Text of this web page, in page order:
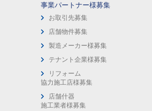
事業パートナー様募集
お取引先募集
店舗物件募集
製造メーカー様募集
テナント企業様募集
リフォーム
協力施工店様募集
店舗什器
施工業者様募集